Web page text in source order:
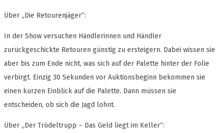
Über „Die Retourenjäger“:
In der Show versuchen Händlerinnen und Händler
zurückgeschickte Retouren günstig zu ersteigern. Dabei wissen sie
aber bis zum Ende nicht, was sich auf der Palette hinter der Folie
verbirgt. Einzig 30 Sekunden vor Auktionsbeginn bekommen sie
einen kurzen Einblick auf die Palette. Dann müssen sie
entscheiden, ob sich die Jagd lohnt.
Über „Der Trödeltrupp – Das Geld liegt im Keller“: